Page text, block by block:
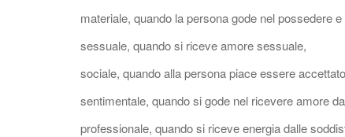
materiale, quando la persona gode nel possedere
sessuale, quando si riceve amore sessuale,
sociale, quando alla persona piace essere
sentimentale, quando si gode nel ricevere amore
professionale, quando si riceve energia dalle